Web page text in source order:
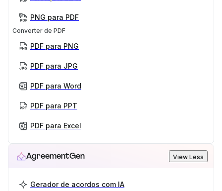
PNG para PDF
Converter de PDF
PDF para PNG
PDF para JPG
PDF para Word
PDF para PPT
PDF para Excel
AgreementGen View Less
Gerador de acordos com IA